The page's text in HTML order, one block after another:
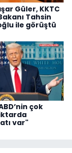
Güler, KKTC
Tahsin
ile görüştü
çok
var"